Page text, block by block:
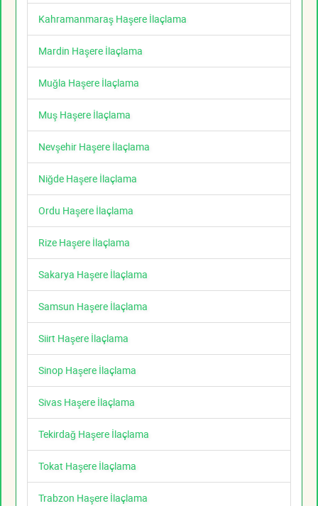
Kahramanmaraş Haşere İlaçlama
Mardin Haşere İlaçlama
Muğla Haşere İlaçlama
Muş Haşere İlaçlama
Nevşehir Haşere İlaçlama
Niğde Haşere İlaçlama
Ordu Haşere İlaçlama
Rize Haşere İlaçlama
Sakarya Haşere İlaçlama
Samsun Haşere İlaçlama
Siirt Haşere İlaçlama
Sinop Haşere İlaçlama
Sivas Haşere İlaçlama
Tekirdağ Haşere İlaçlama
Tokat Haşere İlaçlama
Trabzon Haşere İlaçlama